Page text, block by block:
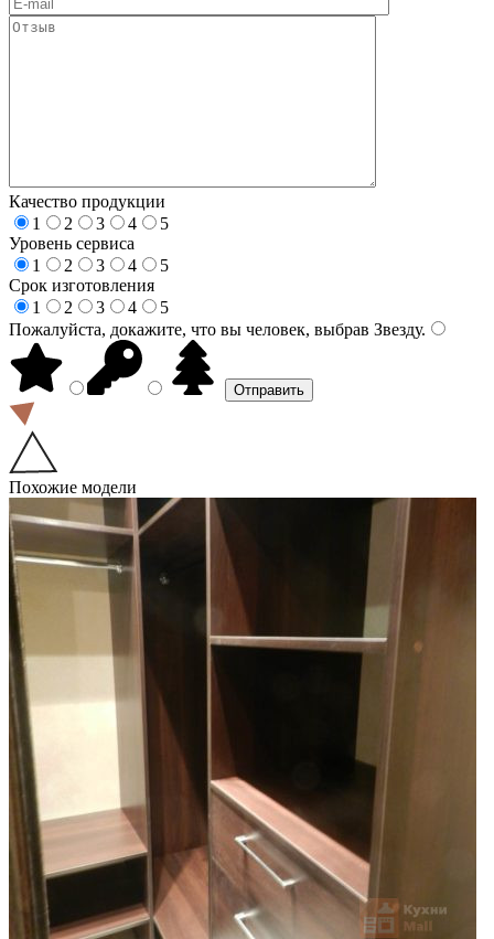
Качество продукции
1
2 3 4
5
Уровень сервиса
1
2 3 4
5
Срок изготовления
1
2 3 4
5
Пожалуйста, докажите, что вы человек, выбрав Звезду.
Похожие модели